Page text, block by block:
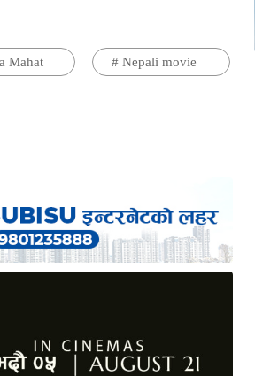
Mahat # Nepali movie